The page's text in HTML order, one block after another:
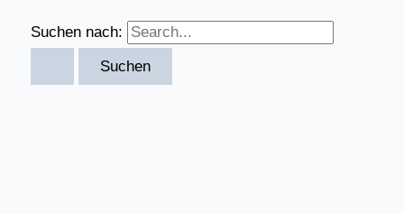
Suchen nach: